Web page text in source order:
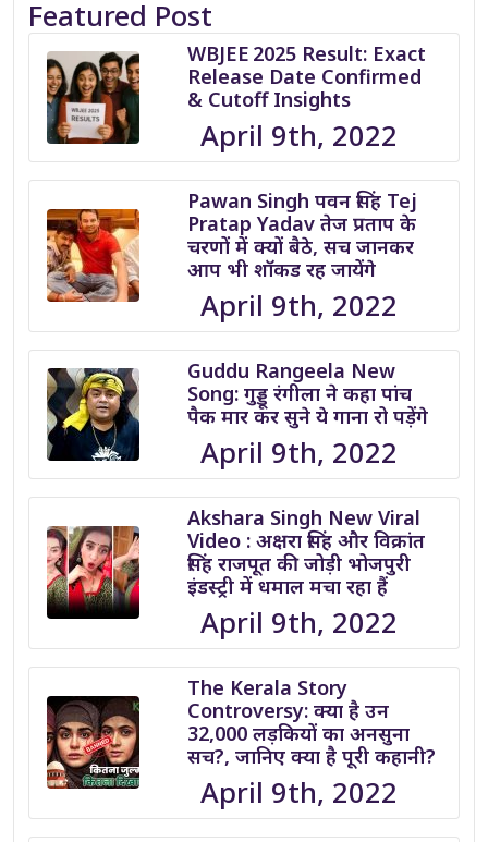
Featured Post
WBJEE 2025 Result: Exact
Release Date Confirmed
& Cutoff Insights
April 9th, 2022
Pawan Singh पवन सिंह Tej
Pratap Yadav तेज प्रताप के
चरणों में क्यों बैठे, सच जानकर
आप भी शॉकड रह जायेंगे
April 9th, 2022
Guddu Rangeela New
Song: गुड्डू रंगीला ने कहा पांच
पैक मार कर सुने ये गाना रो पड़ेंगे
April 9th, 2022
Akshara Singh New Viral
Video : अक्षरा सिंह और विक्रांत
सिंह राजपूत की जोड़ी भोजपुरी
इंडस्ट्री में धमाल मचा रहा हैं
April 9th, 2022
The Kerala Story
Controversy: क्या है उन
32,000 लड़कियों का अनसुना
सच?, जानिए क्या है पूरी कहानी?
April 9th, 2022